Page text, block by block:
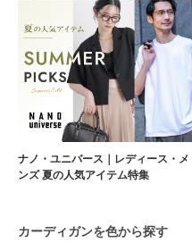
ナノ・ユニバース｜レディース・メ
ンズ 夏の人気アイテム特集
カーディガンを色から探す